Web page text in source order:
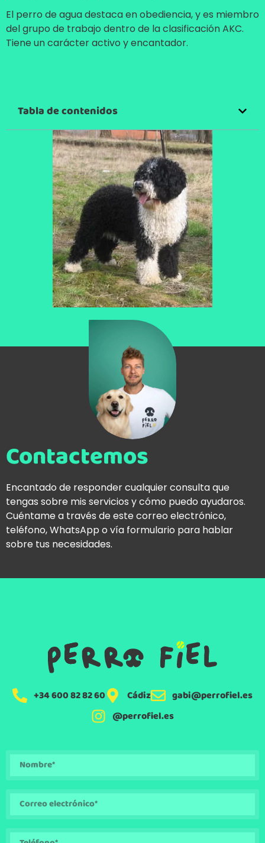
El perro de agua destaca en obediencia, y es miembro
del grupo de trabajo dentro de la clasificación AKC.
Tiene un carácter activo y encantador.
Tabla de contenidos
Contactemos
Encantado de responder cualquier consulta que
tengas sobre mis servicios y cómo puedo ayudaros.
Cuéntame a través de este correo electrónico,
teléfono, WhatsApp o vía formulario para hablar
sobre tus necesidades.
+34 600 82 82 60 Cádiz
gabi@perrofiel.es
@perrofiel.es